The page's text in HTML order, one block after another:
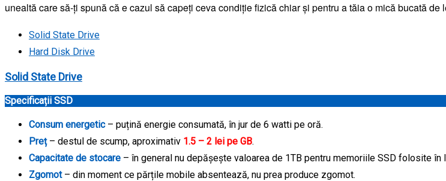
unealtă care să-ți spună că e cazul să capeți ceva condiție fizică chiar și pentru a tăia o mică bucată de
Solid State Drive
Hard Disk Drive
Solid State Drive
Specificații SSD
Consum energetic– puțină energie consumată, în jur de 6 watti pe oră.
Preț– destul de scump, aproximativ 1.5 – 2 lei pe GB.
Capacitate de stocare – în general nu depășește valoarea de 1TB pentru memoriile SSD folosite
Zgomot– din moment ce părțile mobile absentează, nu prea produce zgomot.